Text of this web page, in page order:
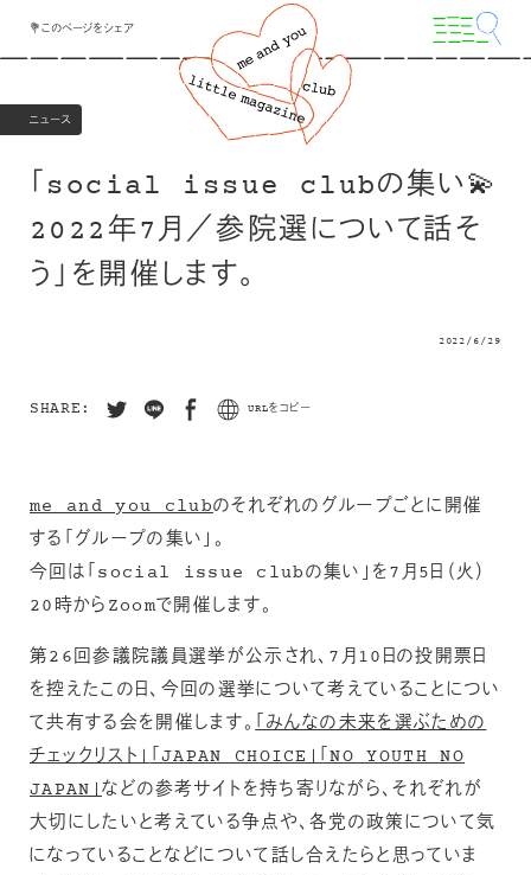
💐このページをシェア
ニュース
「social issue clubの集い💫
2022年7月／参院選について話そ
う」を開催します。
2022/6/29
SHARE: URLをコピー
me and you clubのそれぞれのグループごとに開催
する「グループの集い」。
今回は「social issue clubの集い」を7月5日（火）
20時からZoomで開催します。
第26回参議院議員選挙が公示され、7月10日の投開票日
を控えたこの日、今回の選挙について考えていることについ
て共有する会を開催します。「みんなの未来を選ぶための
チェックリスト」「JAPAN CHOICE」「NO YOUTH NO
JAPAN」などの参考サイトを持ち寄りながら、それぞれが
大切にしたいと考えている争点や、各党の政策について気
になっていることなどについて話し合えたらと思っていま